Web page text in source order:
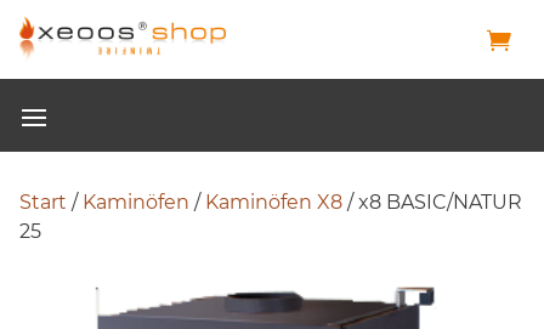
Start / Kaminöfen / Kaminöfen X8 / x8 BASIC/NATUR
25